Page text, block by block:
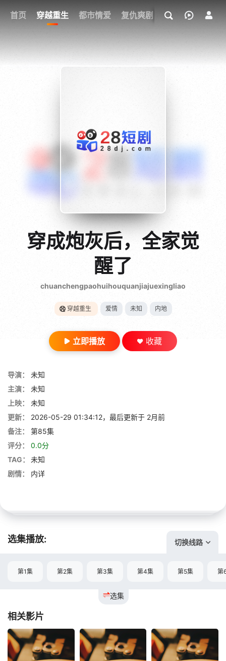
首页 穿越重生 都市情爱 复仇爽剧 玄幻武侠 奇幻
我的观影记录
{if condition="$obj.vod_points
gt 0"}
28短剧
穿成炮灰后，全家觉
醒了
chuanchengpaohuihouquanjiajuexingliao
穿越重生 爱情 未知 内地
立即播放 收藏
导演：
未知
主演：
未知
上映：
未知
更新：
2026-05-29 01:34:12，最后更新于 2月前
备注：
第85集
评分：
0.0分
TAG：
未知
剧情：
内详
选集播放: 切换线路
选集
第1集 第2集 第3集 第4集 第5集 第
相关影片